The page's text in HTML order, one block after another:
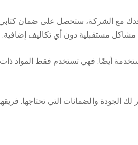
مع الشركة، ستحصل على ضمان
مستقبلية دون أي تكاليف إضافية.
أيضًا. فهي تستخدم فقط المواد ذات
الجودة والضمانات التي تحتاجها.